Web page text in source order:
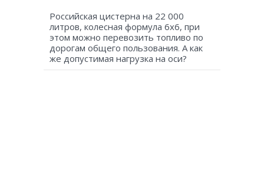
Российская цистерна на 22 000
литров, колесная формула 6х6, при
этом можно перевозить топливо по
дорогам общего пользования. А как
же допустимая нагрузка на оси?